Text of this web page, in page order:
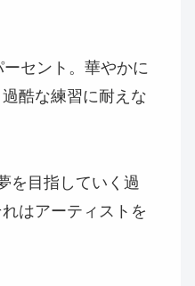
セント。華やかに
酷な練習に耐えな
を目指していく過
れはアーティストを